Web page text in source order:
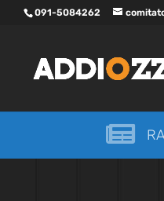
091-5084262
